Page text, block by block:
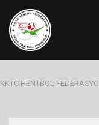
KKTC HENTBOL